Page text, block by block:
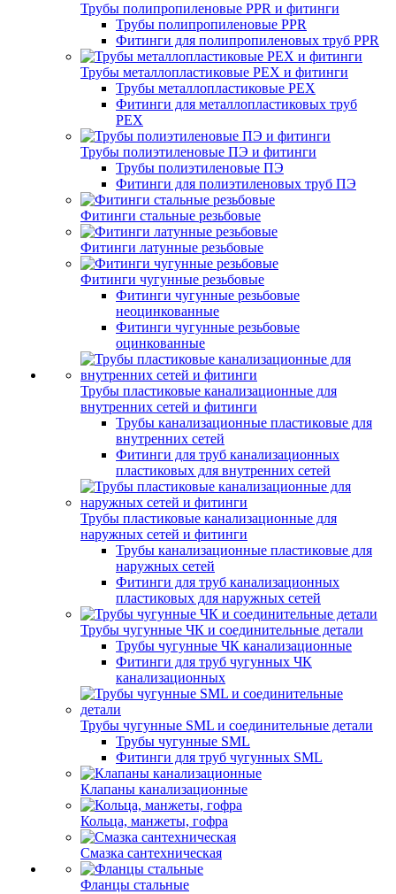
Трубы полипропиленовые PPR и фитинги
Трубы полипропиленовые PPR
Фитинги для полипропиленовых труб PPR
Трубы металлопластиковые PEX и фитинги
Трубы металлопластиковые PEX
Фитинги для металлопластиковых труб
PEX
Трубы полиэтиленовые ПЭ и фитинги
Трубы полиэтиленовые ПЭ
Фитинги для полиэтиленовых труб ПЭ
Фитинги стальные резьбовые
Фитинги латунные резьбовые
Фитинги чугунные резьбовые
Фитинги чугунные резьбовые
неоцинкованные
Фитинги чугунные резьбовые
оцинкованные
Трубы пластиковые канализационные для
внутренних сетей и фитинги
Трубы канализационные пластиковые для
внутренних сетей
Фитинги для труб канализационных
пластиковых для внутренних сетей
Трубы пластиковые канализационные для
наружных сетей и фитинги
Трубы канализационные пластиковые для
наружных сетей
Фитинги для труб канализационных
пластиковых для наружных сетей
Трубы чугунные ЧК и соединительные детали
Трубы чугунные ЧК канализационные
Фитинги для труб чугунных ЧК
канализационных
Трубы чугунные SML и соединительные детали
Трубы чугунные SML
Фитинги для труб чугунных SML
Клапаны канализационные
Кольца, манжеты, гофра
Смазка сантехническая
Фланцы стальные